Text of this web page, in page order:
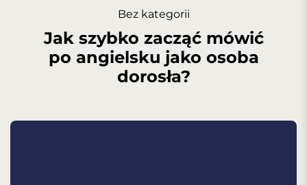
Bez kategorii
Jak szybko zacząć mówić
po angielsku jako osoba
dorosła?